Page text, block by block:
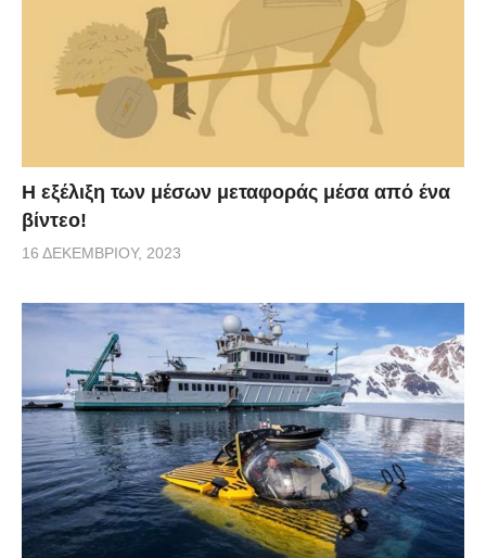
Η εξέλιξη των μέσων μεταφοράς μέσα από ένα
βίντεο!
16 ΔΕΚΕΜΒΡΊΟΥ, 2023